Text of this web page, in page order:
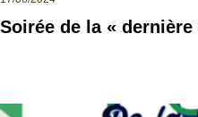
Soirée de la « dernière